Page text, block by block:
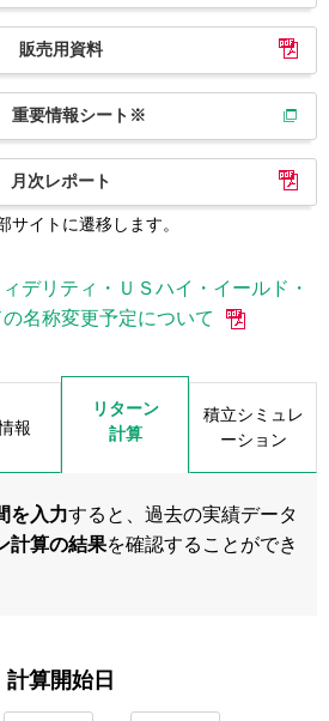
販売用資料
重要情報シート※
月次レポート
サイトに遷移します。
デリティ・ＵＳハイ・イールド・
名称変更予定について
報
リターン
計算
積立シミュレ
ーション
を入力すると、過去の実績データ
計算の結果を確認することができ
計算開始日